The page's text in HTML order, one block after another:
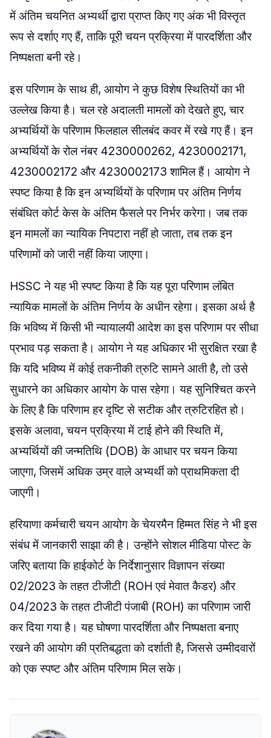
में अंतिम चयनित अभ्यर्थी द्वारा प्राप्त किए गए अंक भी विस्तृत
रूप से दर्शाए गए हैं, ताकि पूरी चयन प्रक्रिया में पारदर्शिता और
निष्पक्षता बनी रहे।
इस परिणाम के साथ ही, आयोग ने कुछ विशेष स्थितियों का भी
उल्लेख किया है। चल रहे अदालती मामलों को देखते हुए, चार
अभ्यर्थियों के परिणाम फिलहाल सीलबंद कवर में रखे गए हैं। इन
अभ्यर्थियों के रोल नंबर 4230000262, 4230002171,
4230002172 और 4230002173 शामिल हैं। आयोग ने
स्पष्ट किया है कि इन अभ्यर्थियों के परिणाम पर अंतिम निर्णय
संबंधित कोर्ट केस के अंतिम फैसले पर निर्भर करेगा। जब तक
इन मामलों का न्यायिक निपटारा नहीं हो जाता, तब तक इन
परिणामों को जारी नहीं किया जाएगा।
HSSC ने यह भी स्पष्ट किया है कि यह पूरा परिणाम लंबित
न्यायिक मामलों के अंतिम निर्णय के अधीन रहेगा। इसका अर्थ है
कि भविष्य में किसी भी न्यायालयी आदेश का इस परिणाम पर सीधा
प्रभाव पड़ सकता है। आयोग ने यह अधिकार भी सुरक्षित रखा है
कि यदि भविष्य में कोई तकनीकी त्रुटि सामने आती है, तो उसे
सुधारने का अधिकार आयोग के पास रहेगा। यह सुनिश्चित करने
के लिए है कि परिणाम हर दृष्टि से सटीक और त्रुटिरहित हो।
इसके अलावा, चयन प्रक्रिया में टाई होने की स्थिति में,
अभ्यर्थियों की जन्मतिथि (DOB) के आधार पर चयन किया
जाएगा, जिसमें अधिक उम्र वाले अभ्यर्थी को प्राथमिकता दी
जाएगी।
हरियाणा कर्मचारी चयन आयोग के चेयरमैन हिम्‍मत सिंह ने भी इस
संबंध में जानकारी साझा की है। उन्होंने सोशल मीडिया पोस्ट के
जरिए बताया कि हाईकोर्ट के निर्देशानुसार विज्ञापन संख्या
02/2023 के तहत टीजीटी (ROH एवं मेवात कैडर) और
04/2023 के तहत टीजीटी पंजाबी (ROH) का परिणाम जारी
कर दिया गया है। यह घोषणा पारदर्शिता और निष्पक्षता बनाए
रखने की आयोग की प्रतिबद्धता को दर्शाती है, जिससे उम्मीदवारों
को एक स्पष्ट और अंतिम परिणाम मिल सके।